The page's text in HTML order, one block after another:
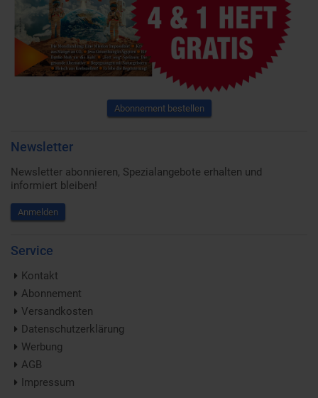
Abonnement bestellen
Newsletter
Newsletter abonnieren, Spezialangebote erhalten und
informiert bleiben!
Anmelden
Service
Kontakt
Abonnement
Versandkosten
Datenschutzerklärung
Werbung
AGB
Impressum